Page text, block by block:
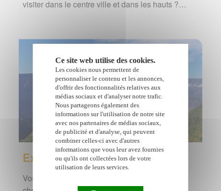
visiter dans le centre ville et dans les hauts ?…
Explorer La Réunion
Vous préparez un séjour à La Réunion ou vous
Ce site web utilise des cookies.
Les cookies nous permettent de
personnaliser le contenu et les annonces,
d'offrir des fonctionnalités relatives aux
médias sociaux et d'analyser notre trafic.
Nous partageons également des
informations sur l'utilisation de notre site
avec nos partenaires de médias sociaux,
de publicité et d'analyse, qui peuvent
combiner celles-ci avec d'autres
informations que vous leur avez fournies
ou qu'ils ont collectées lors de votre
utilisation de leurs services.